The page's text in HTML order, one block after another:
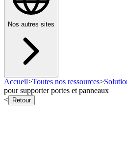
Nos autres sites
Accueil>Toutes nos ressources>
pour supporter portes et panneaux
<
Retour